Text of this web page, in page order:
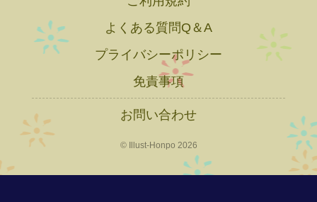
よくある質問Q＆A
プライバシーポリシー
免責事項
お問い合わせ
© Illust-Honpo 2026